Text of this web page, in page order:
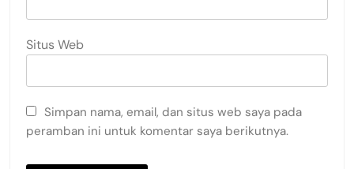
Situs Web
Simpan nama, email, dan situs web saya pada
peramban ini untuk komentar saya berikutnya.